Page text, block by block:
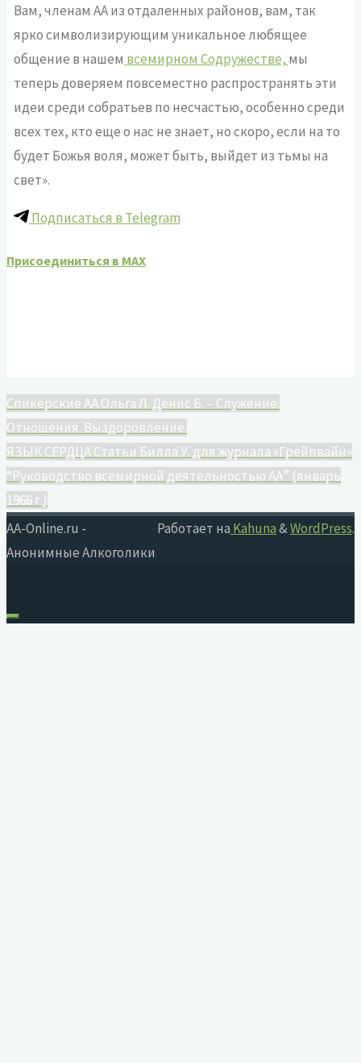
Вам, членам АА из отдаленных районов, вам, так
ярко символизирующим уникальное любящее
общение в нашем всемирном Содружестве, мы
теперь доверяем повсеместно распространять эти
идеи среди собратьев по несчастью, особенно среди
всех тех, кто еще о нас не знает, но скоро, если на то
будет Божья воля, может быть, выйдет из тьмы на
свет».
Подписаться в Telegram
Присоединиться в MAX
Спикерские АА.Ольга Л. Денис Б. – Служение.
Отношения. Выздоровление.
ЯЗЫК СЕРДЦА Статьи Билла У. для журнала «Грейпвайн»
“Руководство всемирной деятельностью АА” (январь
1966 г.)
Работает на Kahuna&WordPress.
AA-Online.ru -
Анонимные Алкоголики